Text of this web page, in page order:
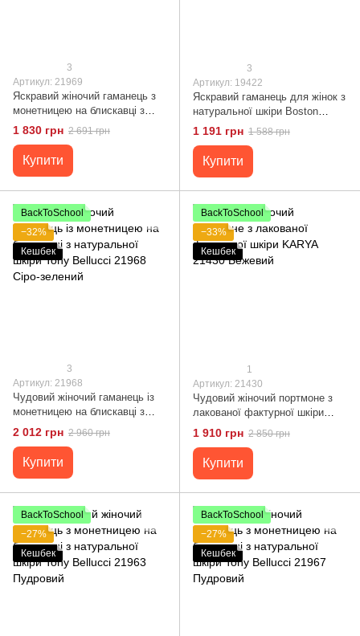
3
Артикул: 21969
Яскравий жіночий гаманець з
монетницею на блискавці з
натуральної шкіри Tony
Bellucci 21969 Червоний
1 830 грн 2 691 грн
Купити
3
Артикул: 19422
Яскравий гаманець для жінок з
натуральної шкіри Boston
19422 Рожевий
1 191 грн 1 588 грн
Купити
BackToSchool
−32%
Кешбек
3
Артикул: 21968
Чудовий жіночий гаманець із
монетницею на блискавці з
натуральної шкіри Tony
Bellucci 21968 Сіро-зелений
2 012 грн 2 960 грн
Купити
BackToSchool
−33%
Кешбек
1
Артикул: 21430
Чудовий жіночий портмоне з
лакованої фактурної шкіри
KARYA 21430 Бежевий
1 910 грн 2 850 грн
Купити
BackToSchool
−27%
Кешбек
BackToSchool
−27%
Кешбек